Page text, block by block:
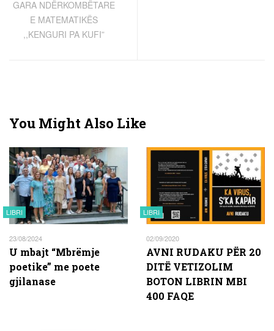
GARA NDËRKOMBËTARE
E MATEMATIKËS
,,KENGURI PA KUFI”
You Might Also Like
LIBRI
23/08/2024
U mbajt “Mbrëmje
poetike” me poete
gjilanase
LIBRI
02/09/2020
AVNI RUDAKU PËR 20
DITË VETIZOLIM
BOTON LIBRIN MBI
400 FAQE